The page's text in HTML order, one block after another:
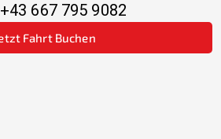
+43 667 795 9082
Fahrt Buchen